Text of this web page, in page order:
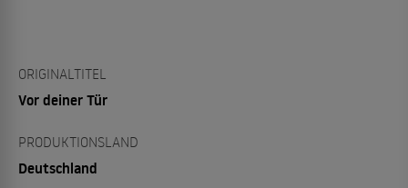
ORIGINALTITEL
Vor deiner Tür
PRODUKTIONSLAND
Deutschland